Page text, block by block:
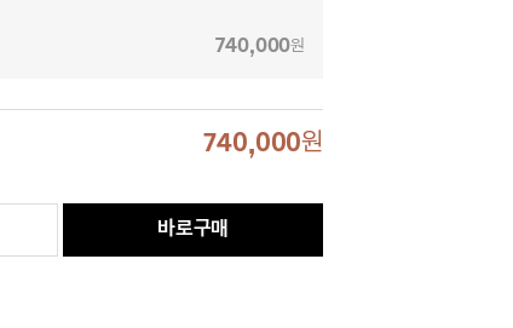
740,000원
740,000원
바로구매